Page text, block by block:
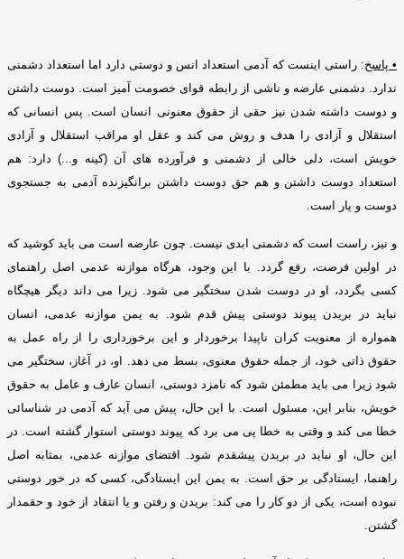
• پاسخ: راستی اینست که آدمی استعداد انس و دوستی دارد اما استعداد دشمنی
ندارد
دشمنی عارضه و ناشی از رابطه قوای خصومت آمیز است. دوست داشتن
و دوست داشته شدن نیز حقی از حقوق معنونی انسان است
پس انسانی که
استقلال و آزادی را هدف و روش می کند و عقل او مراقب استقلال و آزادی
خویش است، دلی خالی از دشمنی و فرآورده های آن(کینه و ...) دارد : هم
استعداد دوست داشتن و هم حق دوست داشتن برانگیز نده آدمی به جستجوی
دوست و یار است
و نیز، راست است که دشمنی ابدی نیست چون عارضه است می باید کوشید که
در اولین فرصت، رفع گردد
با این وجود، هرگاه موازنه عدمی اصل راهنمای
کسی بگردد، او در دوست شدن سختگیر می شود
زیرا می داند دیگر هیچگاه
نباید در بریدن پیوند دوستی پیش قدم شود
به یمن موازنه عدمی، انسان
همواره از معنویت کران ناپیدا برخوردار و این برخورداری را از راه عمل به
حقوق ذاتی خود، از جمله حقوق معنوی، بسط می دهد
او، در آغاز، سختگیر می
شود زیرا می باید مطمئن شود که نامزد دوستی، انسان عارف و عامل به حقوق
خویش، بنابر این، مسئول است. با این حال، پیش می آید که آدمی در شناسائی
خطا می کند و وقتی به خطا پی می برد که پیوند دوستی استوار گشته است. در
این حال، او نباید در بریدن پیشقدم شود
اقتضای موازنه عدمی، بمثابه اصل
راهنما، ایستادگی بر حق است
به یمن این ایستادگی، کسی که در خور دوستی
نبوده است، یکی از دو کار را می کند : بریدن و رفتن و یا انتقاد از خود و حقمدار
گشتن